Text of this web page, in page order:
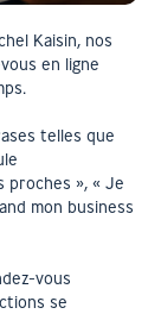
Kaisin, nos
en ligne
telles que
proches », « Je
mon business
vous
se